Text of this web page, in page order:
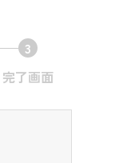
3
完了画面現